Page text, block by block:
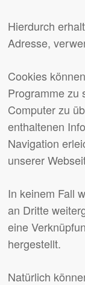
Hierdurch
Adresse,
Cookies
Programme zu
Computer zu
enthaltenen
Navigation
unserer
In keinem Fall
an Dritte
eine
hergestellt.
Natürlich